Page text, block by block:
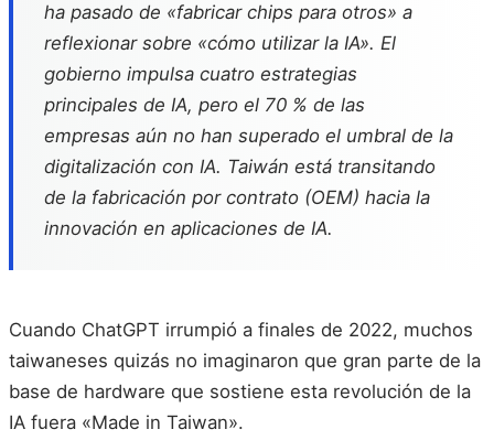
ha pasado de «fabricar chips para otros» a
reflexionar sobre «cómo utilizar la IA». El
gobierno impulsa cuatro estrategias
principales de IA, pero el 70 % de las
empresas aún no han superado el umbral de la
digitalización con IA. Taiwán está transitando
de la fabricación por contrato (OEM) hacia la
innovación en aplicaciones de IA.
Cuando ChatGPT irrumpió a finales de 2022, muchos
taiwaneses quizás no imaginaron que gran parte de la
base de hardware que sostiene esta revolución de la
IA fuera «Made in Taiwan».